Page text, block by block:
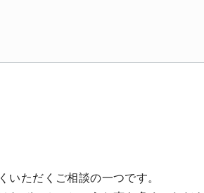
ただくご相談の一つです。